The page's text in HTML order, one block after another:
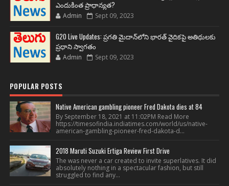
ఎందుకింత ప్రాధాన్యత?
Admin Sept 09, 2023
G20 Live Updates: ప్రగతి మైదాన్‌లోని భారత్ వైదికపై అతిథులకు
ప్రధాని స్వాగతం
Admin Sept 09, 2023
POPULAR POSTS
Native American gambling pioneer Fred Dakota dies at 84
By September 18, 2021 at 11:02PM Read More
https://timesofindia.indiatimes.com/world/us/native-
american-gambling-pioneer-fred-dakota-d...
2018 Maruti Suzuki Ertiga Review First Drive
The was never a car created to invite superlatives. It did
absolutely nothing in a spectacular fashion, but still
struggled to find any...